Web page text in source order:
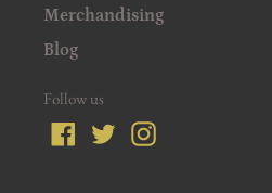
Merchandising
Blog
Follow us
Facebook
TwitterInstagram